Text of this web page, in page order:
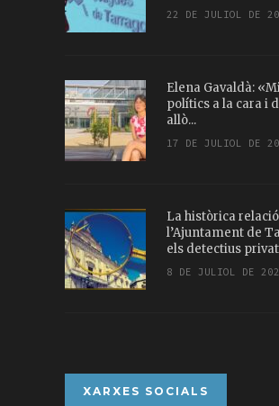
22 DE JULIOL DE
Elena Gavaldà:
polítics a la cara i
allò...
17 DE JULIOL DE
La històrica
l’Ajuntament de
els detectius
8 DE JULIOL DE
XARXES SOCIALS